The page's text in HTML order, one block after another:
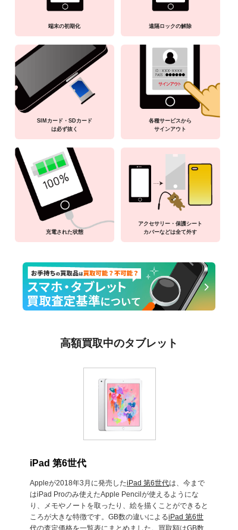
端末の初期化 遠隔ロックの解除
SIMカード・SDカード
は必ず抜く
各種サービスから
サインアウト
充電された状態
アクセサリー・保護シート
カバーなどは全て外す
高額買取中のタブレット
iPad 第6世代
Appleが2018年3月に発売したiPad 第6世代は、今まで
はiPad Proのみ使えたApple Pencilが使えるようにな
り、メモやノートを取ったり、絵を描くことができると
ころが大きな特徴です。GB数の違いによるiPad 第6世